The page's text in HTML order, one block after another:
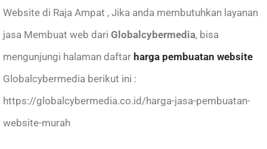
Website di Raja Ampat , Jika anda membutuhkan layanan
jasa Membuat web dari Globalcybermedia, bisa
mengunjungi halaman daftar harga pembuatan website
Globalcybermedia berikut ini :
https://globalcybermedia.co.id/harga-jasa-pembuatan-
website-murah